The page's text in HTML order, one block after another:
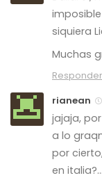
siquiera
Muchas
Responder
rianean
jajaja,
a lo
por
en italia?…